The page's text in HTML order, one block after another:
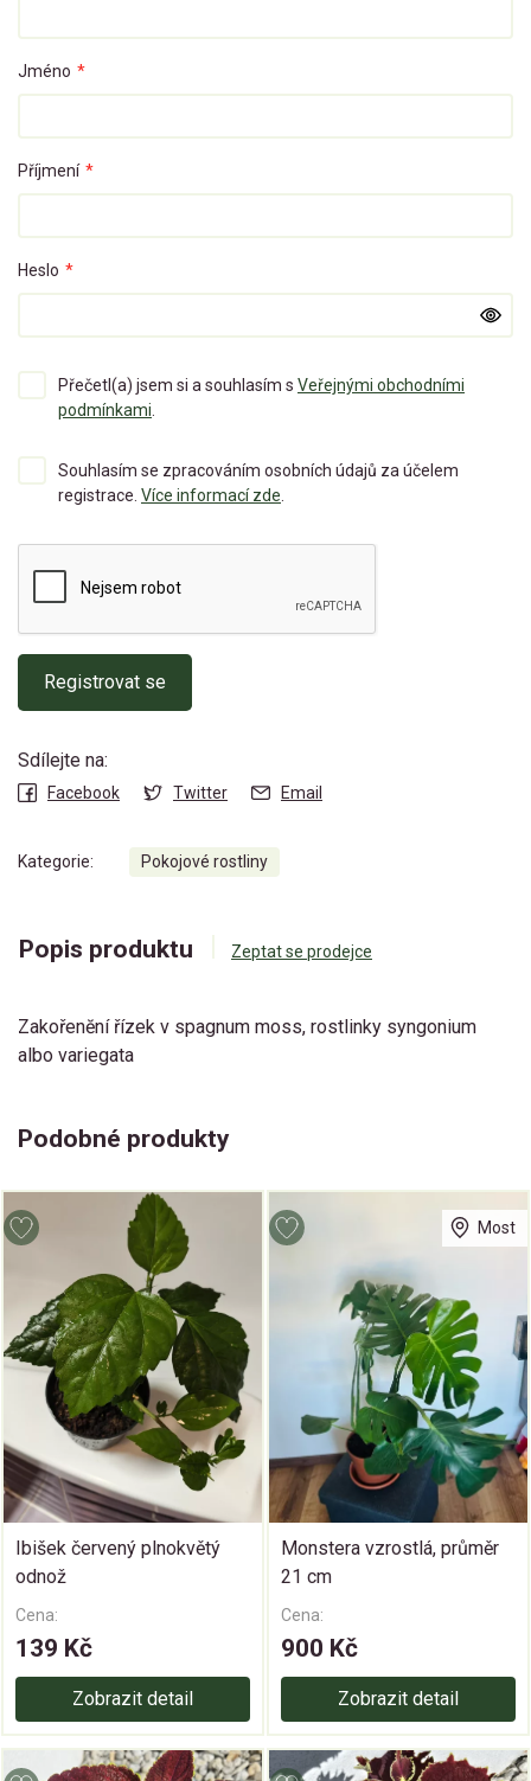
Jméno *
Příjmení *
Heslo *
Přečetl(a) jsem si a souhlasím s Veřejnými obchodními
podmínkami.
Souhlasím se zpracováním osobních údajů za účelem
registrace. Více informací zde.
Registrovat se
Sdílejte na:
Facebook Twitter Email
Kategorie: Pokojové rostliny
Popis produktu Zeptat se prodejce
Zakořenĕní řízek v spagnum moss, rostlinky syngonium
albo variegata
Podobné produkty
Ibišek červený plnokvětý
odnož
Cena:
139 Kč
Zobrazit detail
Most
Monstera vzrostlá, průměr
21 cm
Cena:
900 Kč
Zobrazit detail